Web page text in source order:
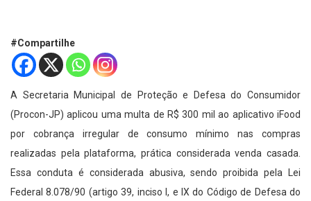
#Compartilhe
A Secretaria Municipal de Proteção e Defesa do Consumidor
(Procon-JP) aplicou uma multa de R$ 300 mil ao aplicativo iFood
por cobrança irregular de consumo mínimo nas compras
realizadas pela plataforma, prática considerada venda casada.
Essa conduta é considerada abusiva, sendo proibida pela Lei
Federal 8.078/90 (artigo 39, inciso I, e IX do Código de Defesa do